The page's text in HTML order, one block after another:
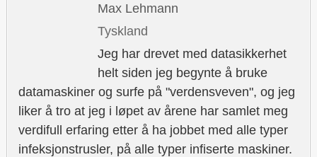
Max Lehmann
Tyskland
Jeg har drevet med datasikkerhet
helt siden jeg begynte å bruke
datamaskiner og surfe på "verdensveven", og jeg
liker å tro at jeg i løpet av årene har samlet meg
verdifull erfaring etter å ha jobbet med alle typer
infeksjonstrusler, på alle typer infiserte maskiner.